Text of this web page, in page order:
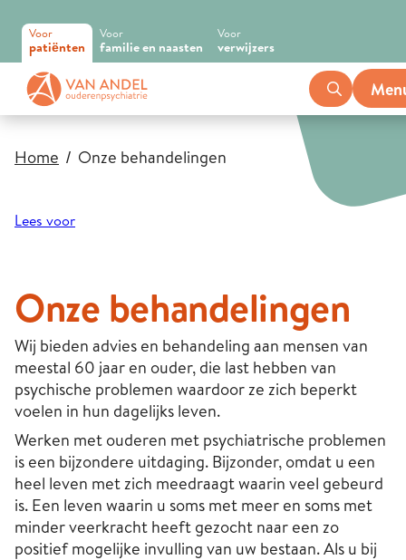
Voor
patiënten
Voor
familie en naasten
Voor
verwijzers
Home Onze behandelingen
Lees voor
Onze behandelingen
Wij bieden advies en behandeling aan mensen van
meestal 60 jaar en ouder, die last hebben van
psychische problemen waardoor ze zich beperkt
voelen in hun dagelijks leven.
Werken met ouderen met psychiatrische problemen
is een bijzondere uitdaging. Bijzonder, omdat u een
heel leven met zich meedraagt waarin veel gebeurd
is. Een leven waarin u soms met meer en soms met
minder veerkracht heeft gezocht naar een zo
positief mogelijke invulling van uw bestaan. Als u bij